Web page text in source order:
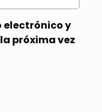
electrónico y
próxima vez